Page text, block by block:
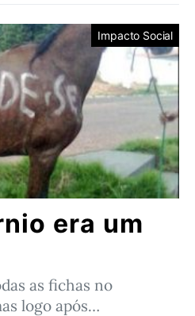
Impacto Social
era um
as fichas no
logo após…